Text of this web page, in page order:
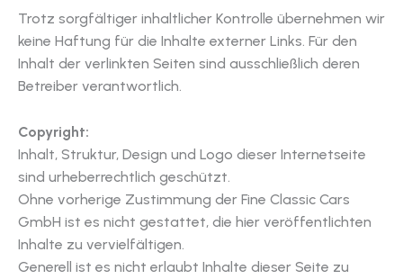
Trotz sorgfältiger inhaltlicher Kontrolle übernehmen wir
keine Haftung für die Inhalte externer Links. Für den
Inhalt der verlinkten Seiten sind ausschließlich deren
Betreiber verantwortlich.
Copyright:
Inhalt, Struktur, Design und Logo dieser Internetseite
sind urheberrechtlich geschützt.
Ohne vorherige Zustimmung der Fine Classic Cars
GmbH ist es nicht gestattet, die hier veröffentlichten
Inhalte zu vervielfältigen.
Generell ist es nicht erlaubt Inhalte dieser Seite zu